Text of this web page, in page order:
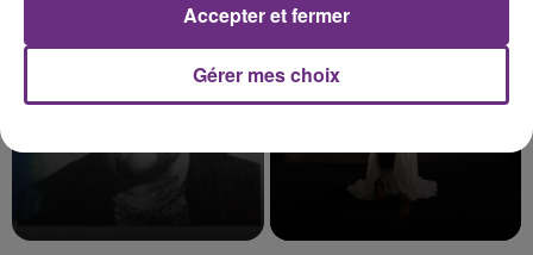
3h33
3h33
Gérer mes choix
Accepter et fermer